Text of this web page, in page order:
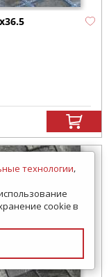
технологии,
cookie в